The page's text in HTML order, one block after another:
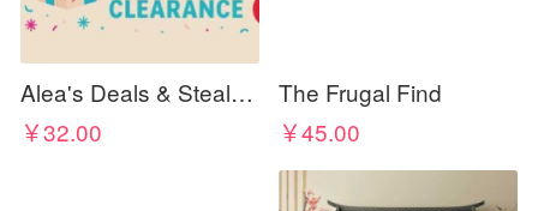
Alea's Deals & Steals 🔥 🎁 🏃‍♀️💨
￥32.00
The Frugal Find
￥45.00